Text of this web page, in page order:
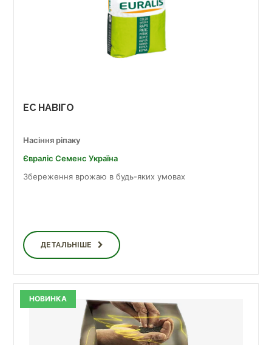
ЕС НАВІГО
Насіння ріпаку
Євраліс Семенс Україна
Збереження врожаю в будь-яких умовах
ДЕТАЛЬНІШЕ
НОВИНКА